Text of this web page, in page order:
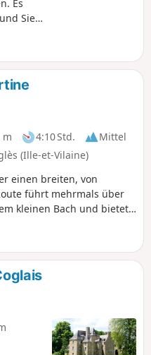
Es
Sie
m 4:10 Std.
Mittel
(Ille-et-Vilaine)
einen breiten, von
führt mehrmals über
kleinen Bach und bietet
die auf der Website ab
ist.